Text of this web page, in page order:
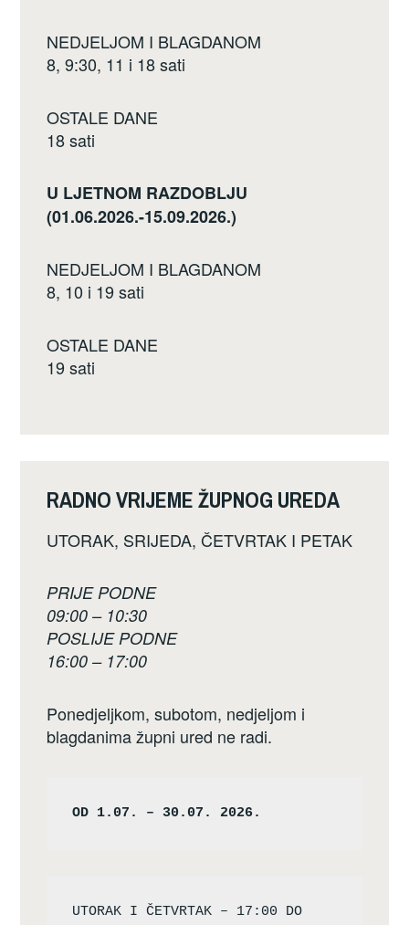
NEDJELJOM I BLAGDANOM
8, 9:30, 11 i 18 sati
OSTALE DANE
18 sati
U LJETNOM RAZDOBLJU
(01.06.2026.-15.09.2026.)
NEDJELJOM I BLAGDANOM
8, 10 i 19 sati
OSTALE DANE
19 sati
RADNO VRIJEME ŽUPNOG UREDA
UTORAK, SRIJEDA, ČETVRTAK I PETAK
PRIJE PODNE
09:00 – 10:30
POSLIJE PODNE
16:00 – 17:00
Ponedjeljkom, subotom, nedjeljom i
blagdanima župni ured ne radi.
OD 1.07. – 30.07. 2026.
UTORAK I ČETVRTAK – 17:00 DO